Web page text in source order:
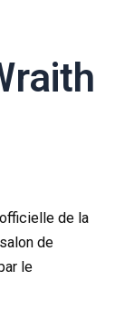
de la
de
le